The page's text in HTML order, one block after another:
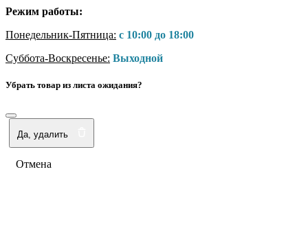
Режим работы:
Понедельник-Пятница: с 10:00 до 18:00
Суббота-Воскресенье: Выходной
Убрать товар из листа ожидания?
Да, удалить
Отмена